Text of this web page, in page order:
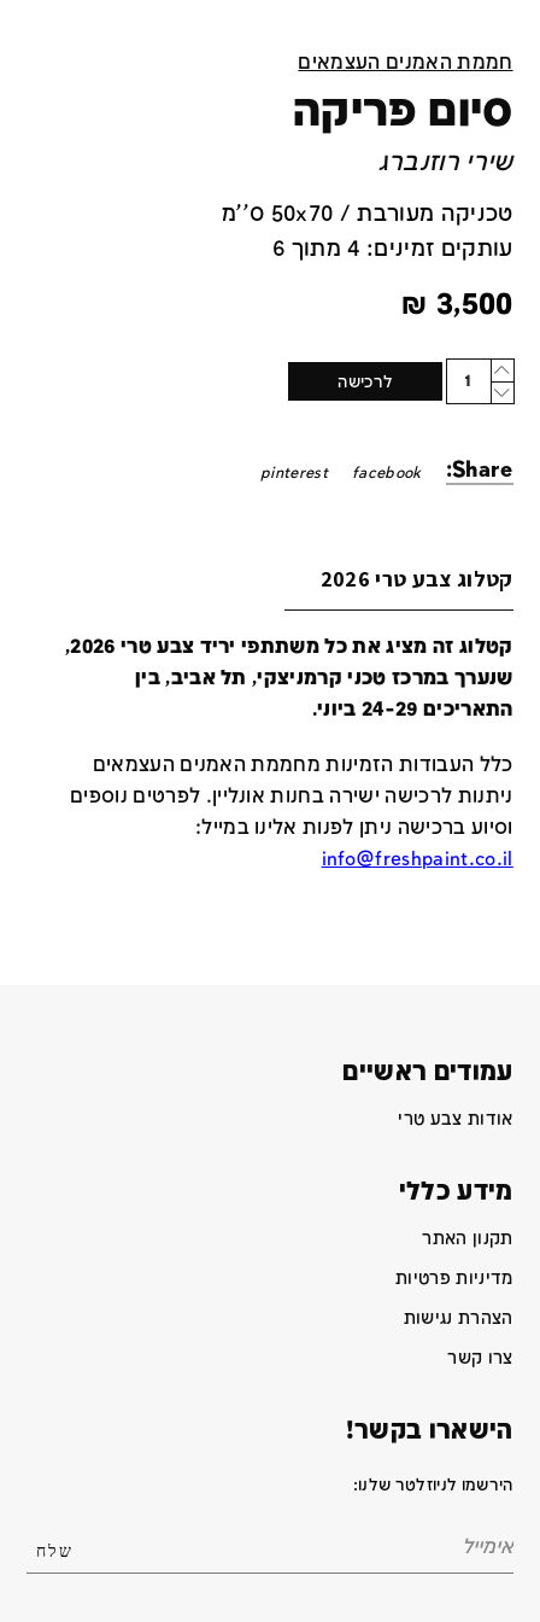
חממת האמנים העצמאים
סיום פריקה
שירי רוזנברג
טכניקה מעורבת / 50x70 ס''מ
עותקים זמינים: 4 מתוך 6
3,500
₪
Quantity
לרכישה
Share:
facebook
pinterest
קטלוג צבע טרי 2026
קטלוג זה מציג את כל משתתפי יריד צבע טרי 2026,
שנערך במרכז טכני קרמניצקי, תל אביב, בין
התאריכים 24-29 ביוני.
כלל העבודות הזמינות מחממת האמנים העצמאים
ניתנות לרכישה ישירה בחנות אונליין. לפרטים נוספים
וסיוע ברכישה ניתן לפנות אלינו במייל:
info@freshpaint.co.il
עמודים ראשיים
אודות צבע טרי
מידע כללי
תקנון האתר
מדיניות פרטיות
הצהרת נגישות
צרו קשר
הישארו בקשר!
הירשמו לניוזלטר שלנו: